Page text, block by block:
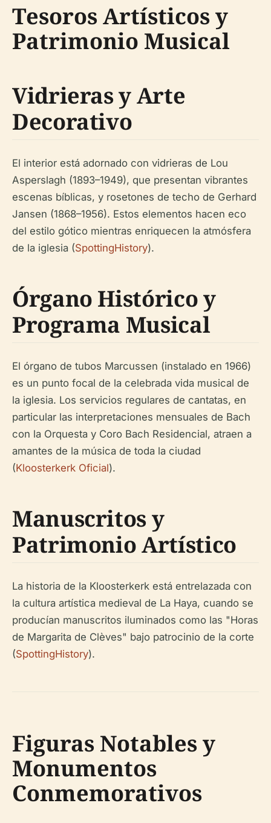
Tesoros Artísticos y
Patrimonio Musical
Vidrieras y Arte
Decorativo
El interior está adornado con vidrieras de Lou
Asperslagh (1893–1949), que presentan vibrantes
escenas bíblicas, y rosetones de techo de Gerhard
Jansen (1868–1956). Estos elementos hacen eco
del estilo gótico mientras enriquecen la atmósfera
de la iglesia (SpottingHistory).
Órgano Histórico y
Programa Musical
El órgano de tubos Marcussen (instalado en 1966)
es un punto focal de la celebrada vida musical de
la iglesia. Los servicios regulares de cantatas, en
particular las interpretaciones mensuales de Bach
con la Orquesta y Coro Bach Residencial, atraen a
amantes de la música de toda la ciudad
(Kloosterkerk Oficial).
Manuscritos y
Patrimonio Artístico
La historia de la Kloosterkerk está entrelazada con
la cultura artística medieval de La Haya, cuando se
producían manuscritos iluminados como las "Horas
de Margarita de Clèves" bajo patrocinio de la corte
(SpottingHistory).
Figuras Notables y
Monumentos
Conmemorativos